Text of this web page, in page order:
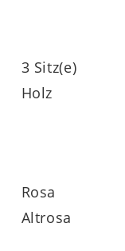
3 Sitz(e)
Holz
Rosa
Altrosa